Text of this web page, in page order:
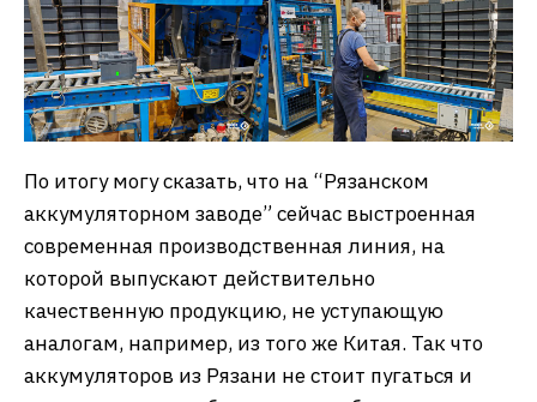
По итогу могу сказать, что на “Рязанском
аккумуляторном заводе” сейчас выстроенная
современная производственная линия, на
которой выпускают действительно
качественную продукцию, не уступающую
аналогам, например, из того же Китая. Так что
аккумуляторов из Рязани не стоит пугаться и